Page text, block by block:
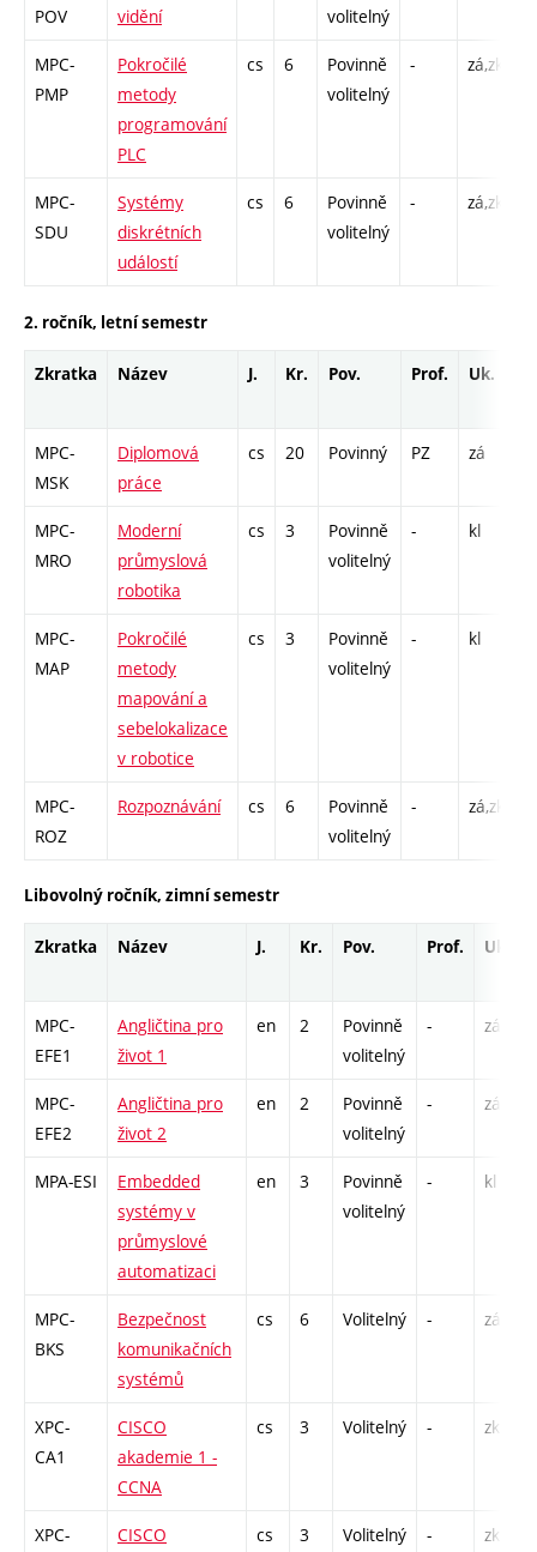
POV
vidění
volitelný
MPC-
PMP
Pokročilé
metody
programování
PLC
cs 6
Povinně
volitelný
- zá,zk
MPC-
SDU
Systémy
diskrétních
událostí
cs 6
Povinně
volitelný
- zá,zk
2. ročník, letní semestr
Zkratka Název J. Kr. Pov. Prof. Uk.
MPC-
MSK
Diplomová
práce
cs 20 Povinný PZ zá
MPC-
MRO
Moderní
průmyslová
robotika
cs 3
Povinně
volitelný
- kl
MPC-
MAP
Pokročilé
metody
mapování a
sebelokalizace
v robotice
cs 3
Povinně
volitelný
- kl
MPC-
ROZ
Rozpoznávání cs 6
Povinně
volitelný
- zá,zk
Libovolný ročník, zimní semestr
Zkratka Název J. Kr. Pov. Prof. Uk.
MPC-
EFE1
Angličtina pro
život 1
en 2
Povinně
volitelný
- zá
MPC-
EFE2
Angličtina pro
život 2
en 2
Povinně
volitelný
- zá,zk
MPA-ESI
Embedded
systémy v
průmyslové
automatizaci
en 3
Povinně
volitelný
- kl
MPC-
BKS
Bezpečnost
komunikačních
systémů
cs 6 Volitelný - zá,zk
XPC-
CA1
CISCO
akademie 1 -
CCNA
cs 3 Volitelný - zk
XPC-
CISCO
cs 3 Volitelný - zk